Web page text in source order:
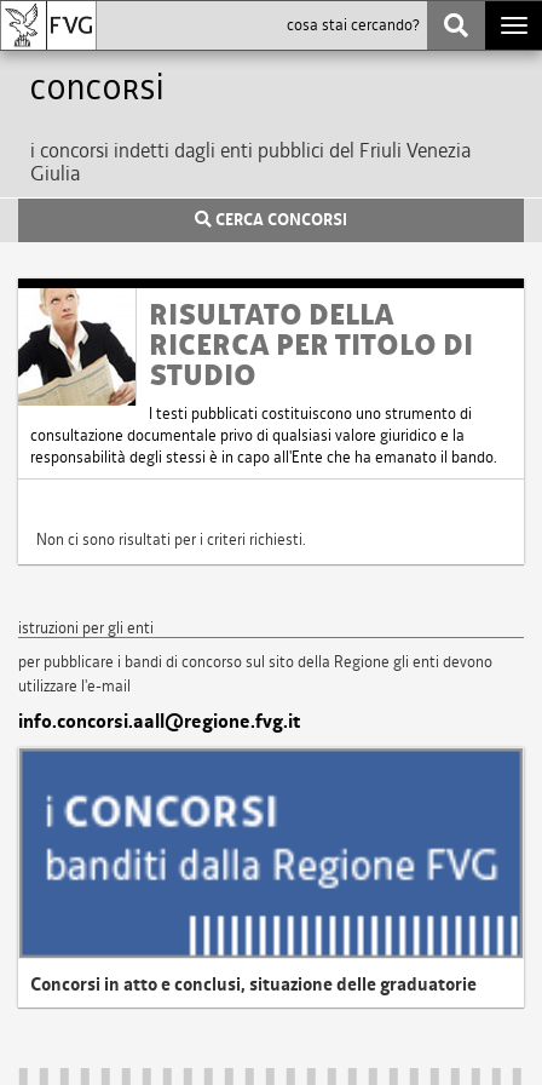
Concorsi
i concorsi indetti dagli enti pubblici del Friuli Venezia
Giulia
CERCA CONCORSI
RISULTATO DELLA
RICERCA PER TITOLO DI
STUDIO
I testi pubblicati costituiscono uno strumento di
consultazione documentale privo di qualsiasi valore giuridico e la
responsabilità degli stessi è in capo all'Ente che ha emanato il bando.
Non ci sono risultati per i criteri richiesti.
istruzioni per gli enti
per pubblicare i bandi di concorso sul sito della Regione gli enti devono
utilizzare l'e-mail
info.concorsi.aall@regione.fvg.it
Concorsi in atto e conclusi, situazione delle graduatorie